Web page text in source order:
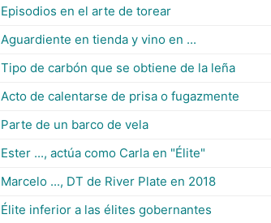
Episodios en el arte de torear
Aguardiente en tienda y vino en ...
Tipo de carbón que se obtiene de la leña
Acto de calentarse de prisa o fugazmente
Parte de un barco de vela
Ester ..., actúa como Carla en "Élite"
Marcelo ..., DT de River Plate en 2018
Élite inferior a las élites gobernantes